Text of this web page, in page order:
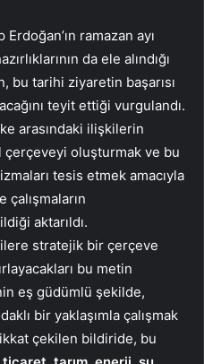
ramazan ayı
da ele alındığı
bu tarihi ziyaretin başarısı
teyit ettiği vurgulandı.
arasındaki ilişkilerin
çerçeveyi oluşturmak ve bu
tesis etmek amacıyla
çalışmaların
aktarıldı.
stratejik bir çerçeve
bu metin
eş güdümlü şekilde,
bir yaklaşımla çalışmak
çekilen bildiride, bu